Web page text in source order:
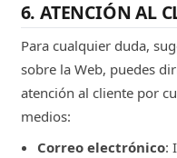
6. ATENCIÓN AL
Para cualquier duda,
sobre la Web, puedes
atención al cliente por
medios:
Correo electrónico: